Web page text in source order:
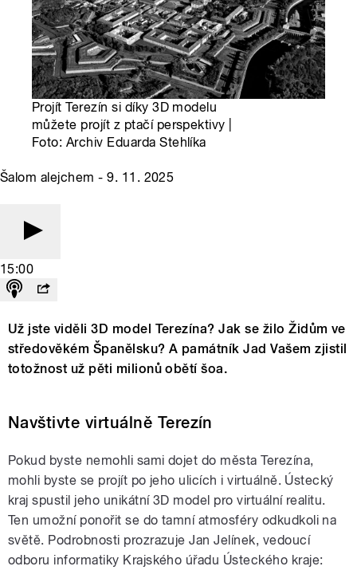
Projít Terezín si díky 3D modelu
můžete projít z ptačí perspektivy |
Foto: Archiv Eduarda Stehlíka
Šalom alejchem - 9. 11. 2025
15:00
Už jste viděli 3D model Terezína? Jak se žilo Židům ve
středověkém Španělsku? A památník Jad Vašem zjistil
totožnost už pěti milionů obětí šoa.
Navštivte virtuálně Terezín
Pokud byste nemohli sami dojet do města Terezína,
mohli byste se projít po jeho ulicích i virtuálně. Ústecký
kraj spustil jeho unikátní 3D model pro virtuální realitu.
Ten umožní ponořit se do tamní atmosféry odkudkoli na
světě. Podrobnosti prozrazuje Jan Jelínek, vedoucí
odboru informatiky Krajského úřadu Ústeckého kraje: